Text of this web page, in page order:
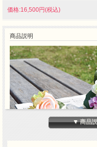
価格:16,500円(税込)
商品説明
▼ 商品